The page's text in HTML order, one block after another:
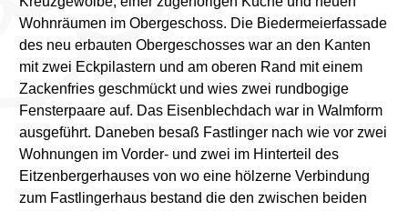
Wohnräumen im Obergeschoss. Die Biedermeierfassade
des neu erbauten Obergeschosses war an den Kanten
mit zwei Eckpilastern und am oberen Rand mit einem
Zackenfries geschmückt und wies zwei rundbogige
Fensterpaare auf. Das Eisenblechdach war in Walmform
ausgeführt. Daneben besaß Fastlinger nach wie vor zwei
Wohnungen im Vorder- und zwei im Hinterteil des
Eitzenbergerhauses von wo eine hölzerne Verbindung
zum Fastlingerhaus bestand die den zwischen beiden